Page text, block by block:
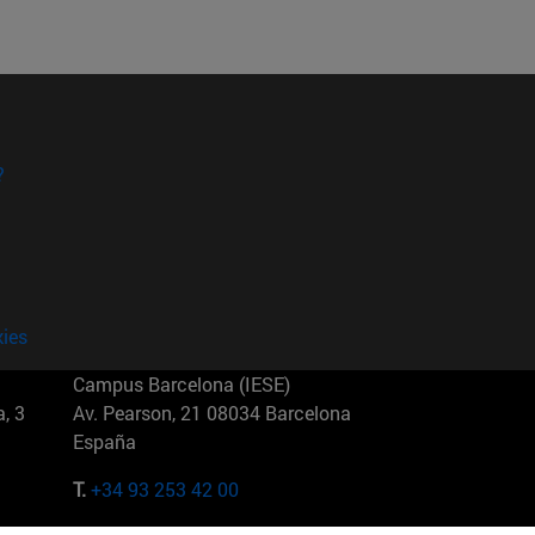
3
Campus Barcelona (IESE)
Av. Pearson, 21 08034 Barcelona
España
T.+34 93 253 42 00